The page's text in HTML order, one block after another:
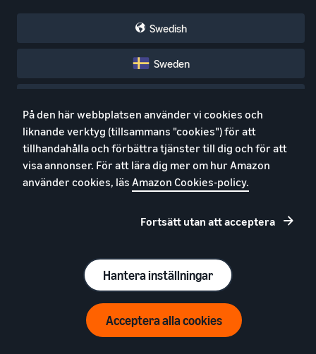
Swedish
Sweden
Sälja på Amazon
Säljöversikt
Logistiklösningar
Logistiköversikt
Europeiska lösningar för FBA
Annonsera på Amazon
Sälj över hela Europa
Resurser
Resurseröversikt
Seller Central
På den här webbplatsen använder vi cookies och
liknande verktyg (tillsammans "cookies") för att
tillhandahålla och förbättra tjänster till dig och för att
visa annonser. För att lära dig mer om hur Amazon
använder cookies, läs Amazon Cookies-policy.
Fortsätt utan att acceptera
Hantera inställningar
Acceptera alla cookies